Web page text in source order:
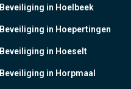
Beveiliging in Hoelbeek
Beveiliging in Hoepertingen
Beveiliging in Hoeselt
Beveiliging in Horpmaal